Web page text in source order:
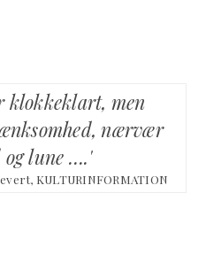
klokkeklart, men
nærvær
og lune ….'
KULTURINFORMATION